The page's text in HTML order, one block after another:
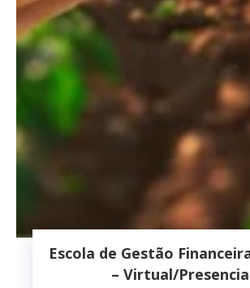
Escola de Gestão
– Virtual/